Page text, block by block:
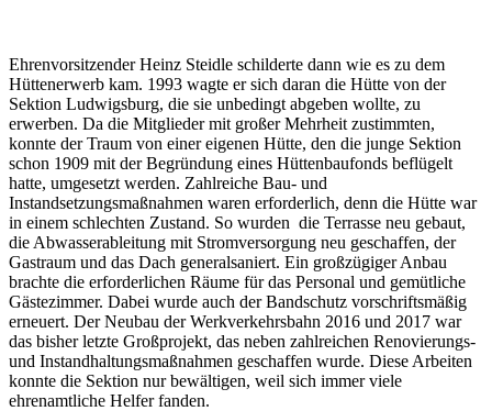
Ehrenvorsitzender Heinz Steidle schilderte dann wie es zu dem
Hüttenerwerb kam. 1993 wagte er sich daran die Hütte von der
Sektion Ludwigsburg, die sie unbedingt abgeben wollte, zu
erwerben. Da die Mitglieder mit großer Mehrheit zustimmten,
konnte der Traum von einer eigenen Hütte, den die junge Sektion
schon 1909 mit der Begründung eines Hüttenbaufonds beflügelt
hatte, umgesetzt werden. Zahlreiche Bau- und
Instandsetzungsmaßnahmen waren erforderlich, denn die Hütte war
in einem schlechten Zustand. So wurden die Terrasse neu gebaut,
die Abwasserableitung mit Stromversorgung neu geschaffen, der
Gastraum und das Dach generalsaniert. Ein großzügiger Anbau
brachte die erforderlichen Räume für das Personal und gemütliche
Gästezimmer. Dabei wurde auch der Bandschutz vorschriftsmäßig
erneuert. Der Neubau der Werkverkehrsbahn 2016 und 2017 war
das bisher letzte Großprojekt, das neben zahlreichen Renovierungs-
und Instandhaltungsmaßnahmen geschaffen wurde. Diese Arbeiten
konnte die Sektion nur bewältigen, weil sich immer viele
ehrenamtliche Helfer fanden.